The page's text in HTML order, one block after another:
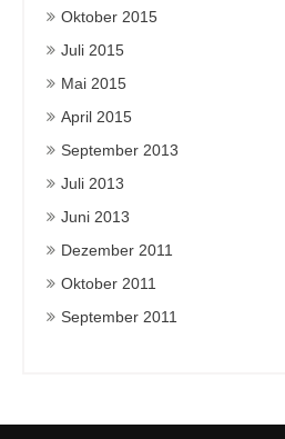
Oktober 2015
Juli 2015
Mai 2015
April 2015
September 2013
Juli 2013
Juni 2013
Dezember 2011
Oktober 2011
September 2011